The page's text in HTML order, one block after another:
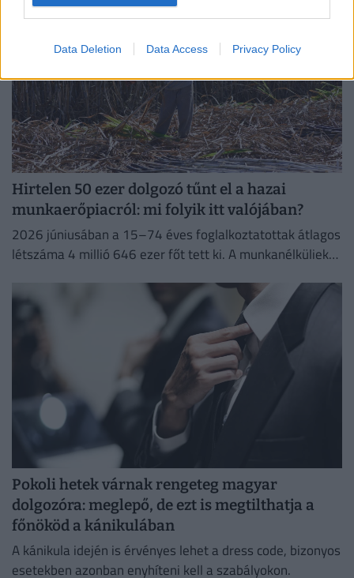
Data Deletion Data Access Privacy Policy
Hirtelen 50 ezer dolgozó tűnt el a hazai
munkaerőpiacról: mi folyik itt valójában?
2026 júniusában a 15–74 éves foglalkoztatottak átlagos
létszáma 4 millió 646 ezer főt tett ki. A munkanélküliek
Pokoli hetek várnak rengeteg magyar
dolgozóra: meglepő, de ezt is megtilthatja a
főnököd a kánikulában
A kánikula idején is érvényes lehet a dress code, bizonyos
esetekben azonban enyhíteni kell a szabályokon.